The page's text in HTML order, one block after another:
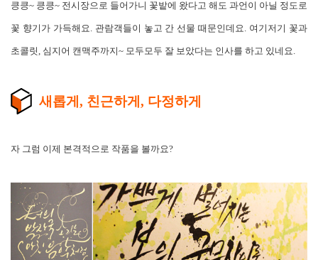
킁킁~ 킁킁~ 전시장으로 들어가니 꽃밭에 왔다고 해도 과언이 아닐 정도로
꽃 향기가 가득해요. 관람객들이 놓고 간 선물 때문인데요. 여기저기 꽃과
초콜릿, 심지어 캔맥주까지~ 모두모두 잘 보았다는 인사를 하고 있네요.
새롭게, 친근하게, 다정하게
자 그럼 이제 본격적으로 작품을 볼까요?